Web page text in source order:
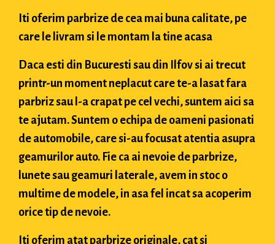
Iti oferim parbrize de cea mai buna calitate, pe
care le livram si le montam la tine acasa
Daca esti din Bucuresti sau din Ilfov si ai trecut
printr-un moment neplacut care te-a lasat fara
parbriz sau l-a crapat pe cel vechi, suntem aici sa
te ajutam. Suntem o echipa de oameni pasionati
de automobile, care si-au focusat atentia asupra
geamurilor auto. Fie ca ai nevoie de parbrize,
lunete sau geamuri laterale, avem in stoc o
multime de modele, in asa fel incat sa acoperim
orice tip de nevoie.
Iti oferim atat parbrize originale, cat si